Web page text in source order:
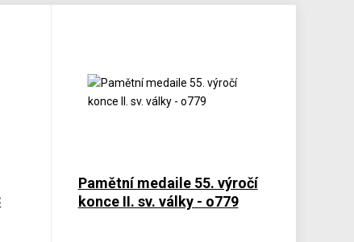
Pamětní medaile 55. výročí
konce II. sv. války - o779